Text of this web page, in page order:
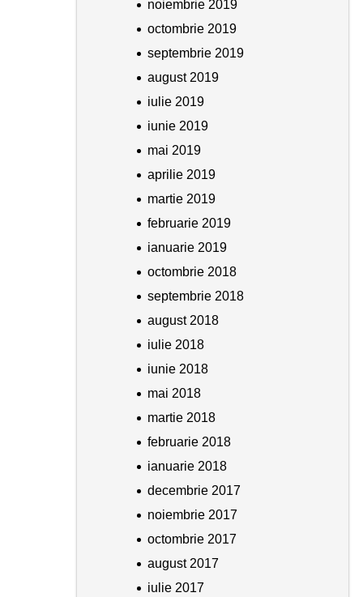
noiembrie 2019
octombrie 2019
septembrie 2019
august 2019
iulie 2019
iunie 2019
mai 2019
aprilie 2019
martie 2019
februarie 2019
ianuarie 2019
octombrie 2018
septembrie 2018
august 2018
iulie 2018
iunie 2018
mai 2018
martie 2018
februarie 2018
ianuarie 2018
decembrie 2017
noiembrie 2017
octombrie 2017
august 2017
iulie 2017